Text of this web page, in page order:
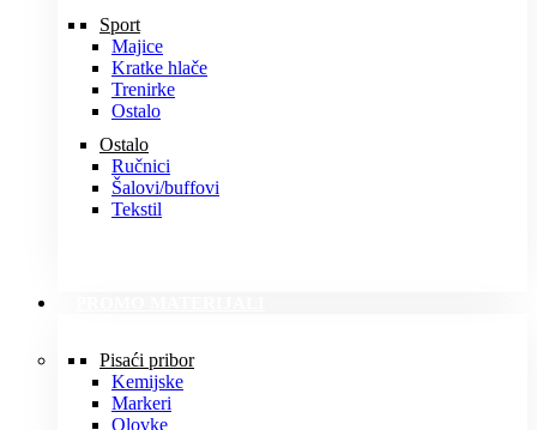
Sport
Majice
Kratke hlače
Trenirke
Ostalo
Ostalo
Ručnici
Šalovi/buffovi
Tekstil
Pisaći pribor
Kemijske
Markeri
Olovke